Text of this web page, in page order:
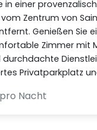
in einer
Zentrum von
Genießen Sie
Zimmer mit
durchdachte
Privatparkplatz
pro Nacht